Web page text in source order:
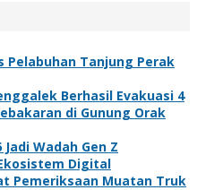
Pelabuhan Tanjung Perak
Berhasil Evakuasi 4
di Gunung Orak
Wadah Gen Z
Digital
Pemeriksaan Muatan Truk